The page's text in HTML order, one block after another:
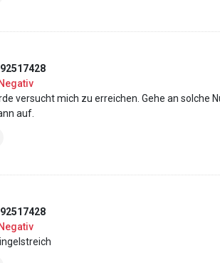
Negativ
versucht mich zu erreichen. Gehe an solche
auf.
Negativ